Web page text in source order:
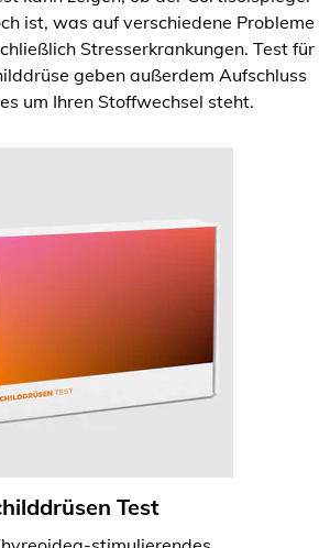
ist, was auf verschiedene Probleme
Stresserkrankungen. Test für
geben außerdem Aufschluss
um Ihren Stoffwechsel steht.
Test